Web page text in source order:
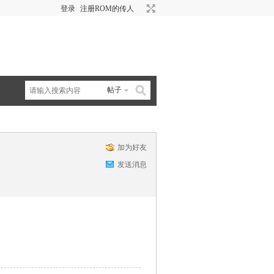
登录 注册ROM的传人
帖子
加为好友
发送消息